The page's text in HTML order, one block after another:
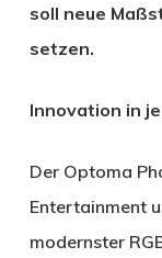
soll neue
setzen.
Innovation in
Der Optoma
Entertainment
modernster